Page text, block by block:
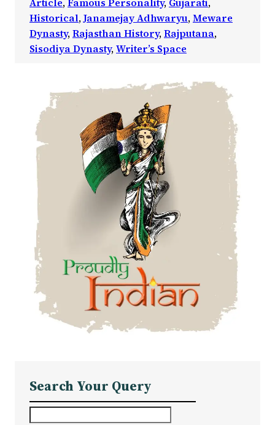
Historical, Janamejay Adhwaryu, Meware
Dynasty, Rajasthan History, Rajputana
Sisodiya Dynasty, Writer’s Space
Search Your Query